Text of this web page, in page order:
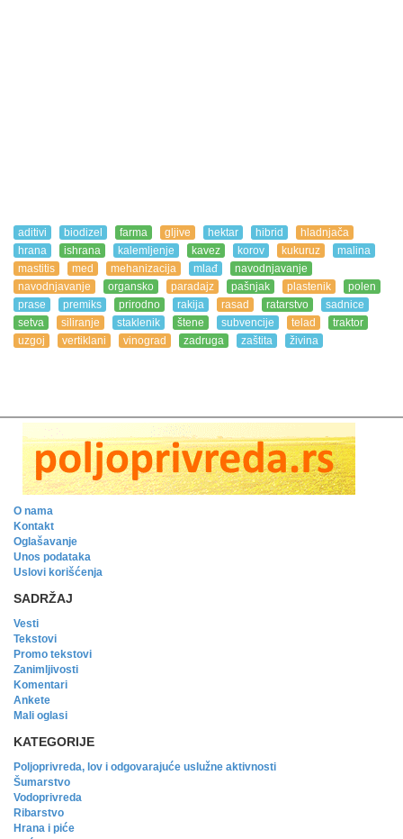
aditivi biodizel farma gljive hektar hibrid
hladnjača
hrana
ishrana kalemljenje kavez korov kukuruz
malina
mastitis
med mehanizacija mlađ
navodnjavanje
navodnjavanje
organsko paradajz pašnjak plastenik
polen
prase
premiks prirodno rakija rasad ratarstvo
sadnice
setva
siliranje staklenik štene subvencije telad
traktor
uzgoj
vertiklani vinograd zadruga zaštita živina
O nama
Kontakt
Oglašavanje
Unos podataka
Uslovi korišćenja
SADRŽAJ
Vesti
Tekstovi
Promo tekstovi
Zanimljivosti
Komentari
Ankete
Mali oglasi
KATEGORIJE
Poljoprivreda, lov i odgovarajuće uslužne aktivnosti
Šumarstvo
Vodoprivreda
Ribarstvo
Hrana i piće